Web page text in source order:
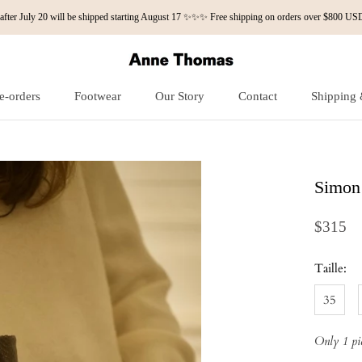
July 20 will be shipped starting August 17 ✨✨✨ Free shipping on orders over $800
orders
Footwear
Our Story
Contact
Shipping
$315
Taille:
35
Only 1